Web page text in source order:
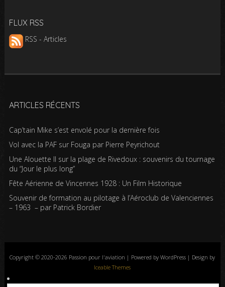
FLUX RSS
RSS - Articles
ARTICLES RÉCENTS
Cap’tain Mike s’est envolé pour la dernière fois
Vol avec la PAF sur Fouga par Pierre Peyrichout
Une Alouette II sur la plage de Rivedoux : souvenirs du tournage
du “Jour le plus long”
Fête Aérienne de Vincennes 1928 : Un Film Historique
Souvenir de formation au pilotage à l’Aéroclub de Valenciennes
– 1963 – par Patrick Bordier
Copyright © 2020-2026 Passion pour l'aviation | Powered by WordPress | Design by
Iceable Themes